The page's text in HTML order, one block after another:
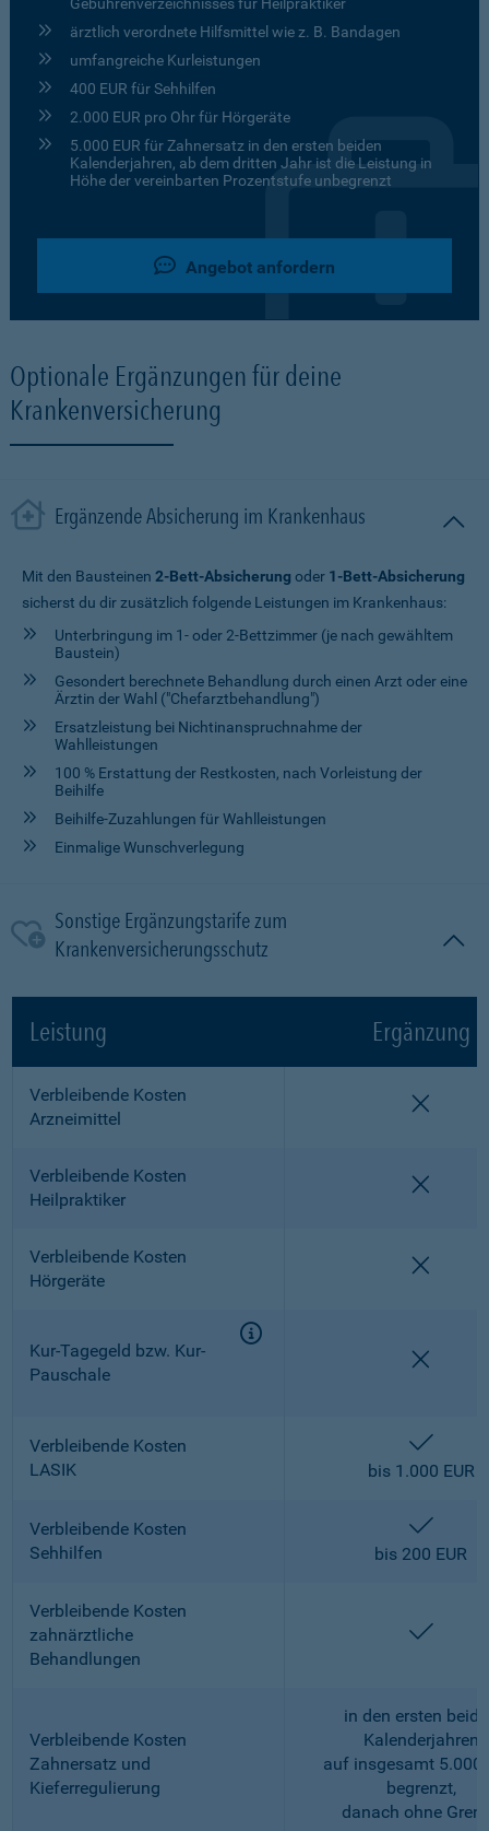
ärztlich verordnete Hilfsmittel wie z. B. Bandagen
umfangreiche Kurleistungen
400 EUR für Sehhilfen
2.000 EUR pro Ohr für Hörgeräte
5.000 EUR für Zahnersatz in den ersten beiden
Kalenderjahren, ab dem dritten Jahr ist die Leistung in
Höhe der vereinbarten Prozentstufe unbegrenzt
Angebot anfordern
Optionale Ergänzungen für deine
Krankenversicherung
Ergänzende Absicherung im Krankenhaus
Mit den Bausteinen 2-Bett-Absicherung oder 1-Bett-Absicherung
sicherst du dir zusätzlich folgende Leistungen im Krankenhaus:
Unterbringung im 1- oder 2-Bettzimmer (je nach gewähltem
Baustein)
Gesondert berechnete Behandlung durch einen Arzt oder eine
Ärztin der Wahl ("Chefarztbehandlung")
Ersatzleistung bei Nichtinanspruchnahme der
Wahlleistungen
100 % Erstattung der Restkosten, nach Vorleistung der
Beihilfe
Beihilfe-Zuzahlungen für Wahlleistungen
Einmalige Wunschverlegung
Sonstige Ergänzungstarife zum
Krankenversicherungsschutz
Leistung Ergänzung
Verbleibende Kosten
Arzneimittel
Verbleibende Kosten
Heilpraktiker
Verbleibende Kosten
Hörgeräte
Kur-Tagegeld bzw. Kur-
Pauschale
Verbleibende Kosten
LASIK
bis 1.000 EUR
Verbleibende Kosten
Sehhilfen
bis 200 EUR
Verbleibende Kosten
zahnärztliche
Behandlungen
Verbleibende Kosten
Zahnersatz und
Kieferregulierung
in den ersten
Kalenderjahren
auf insgesamt 5.000
begrenzt,
danach ohne